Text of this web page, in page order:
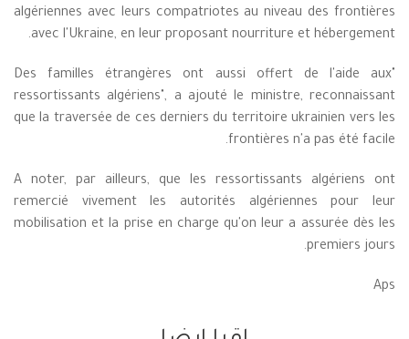
algériennes avec leurs compatriotes au niveau des frontières
avec l'Ukraine, en leur proposant nourriture et hébergement.
"Des familles étrangères ont aussi offert de l'aide aux
ressortissants algériens", a ajouté le ministre, reconnaissant
que la traversée de ces derniers du territoire ukrainien vers les
frontières n'a pas été facile.
A noter, par ailleurs, que les ressortissants algériens ont
remercié vivement les autorités algériennes pour leur
mobilisation et la prise en charge qu'on leur a assurée dès les
premiers jours.
Aps